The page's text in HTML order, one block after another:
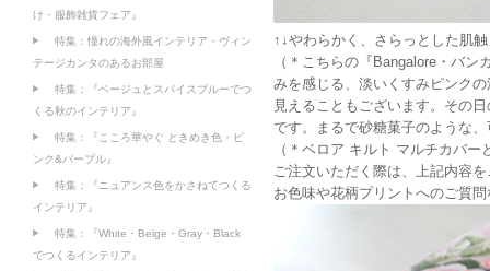
↑↓やわらかく、さらっとした肌
（＊こちらの『Bangalore・バ
みを感じる、淡いくすみピンク
見えることもございます。その
です。まるで砂糖菓子のような
（＊ベロア キルト マルチカバ
ご注文いただく際は、上記内容
お色味や花柄プリントへのご質
け・服飾雑貨フェア』
特集：憧れの海外風インテリア・ヴィン
テージカンタのあるお部屋
特集：『ベージュとスパイスブルーでつ
くる秋のインテリア』
特集：『こころ華やぐ ときめき色・ピ
ンク&パープル』
特集：『ニュアンス色をかさねてつくる
インテリア』
特集：『White・Beige・Gray・Black
でつくるインテリア』